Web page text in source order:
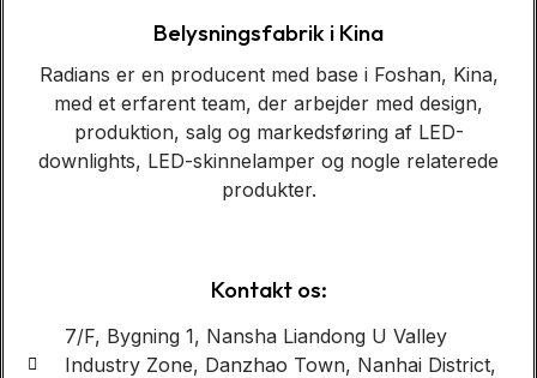
Belysningsfabrik i Kina
Radians er en producent med base i Foshan, Kina,
med et erfarent team, der arbejder med design,
produktion, salg og markedsføring af LED-
downlights, LED-skinnelamper og nogle relaterede
produkter.
Kontakt os:
7/F, Bygning 1, Nansha Liandong U Valley
Industry Zone, Danzhao Town, Nanhai District,